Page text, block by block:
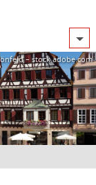
– stock.adobe.com